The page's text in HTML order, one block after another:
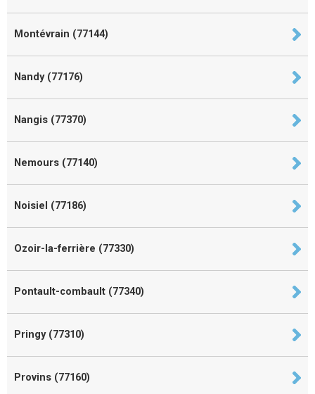
Montévrain (77144)
Nandy (77176)
Nangis (77370)
Nemours (77140)
Noisiel (77186)
Ozoir-la-ferrière (77330)
Pontault-combault (77340)
Pringy (77310)
Provins (77160)